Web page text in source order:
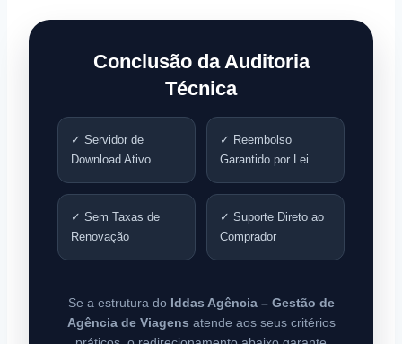
Conclusão da Auditoria
Técnica
✓ Servidor de
Download Ativo
✓ Reembolso
Garantido por Lei
✓ Sem Taxas de
Renovação
✓ Suporte Direto ao
Comprador
Se a estrutura do Iddas Agência – Gestão de
Agência de Viagens atende aos seus critérios